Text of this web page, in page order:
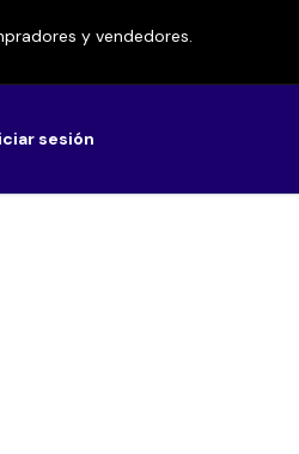
y vendedores.
sesión